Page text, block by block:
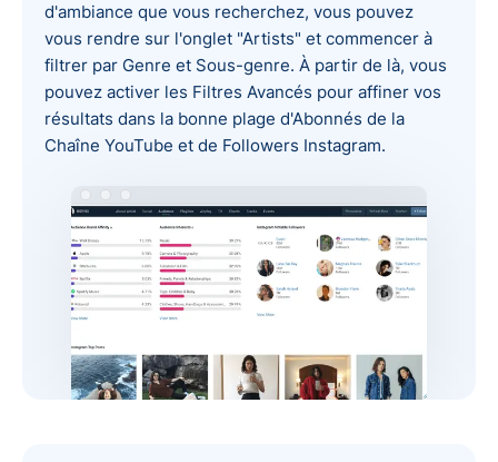
d'ambiance que vous recherchez, vous pouvez
vous rendre sur l'onglet "Artists" et commencer à
filtrer par Genre et Sous-genre. À partir de là, vous
pouvez activer les Filtres Avancés pour affiner vos
résultats dans la bonne plage d'Abonnés de la
Chaîne YouTube et de Followers Instagram.